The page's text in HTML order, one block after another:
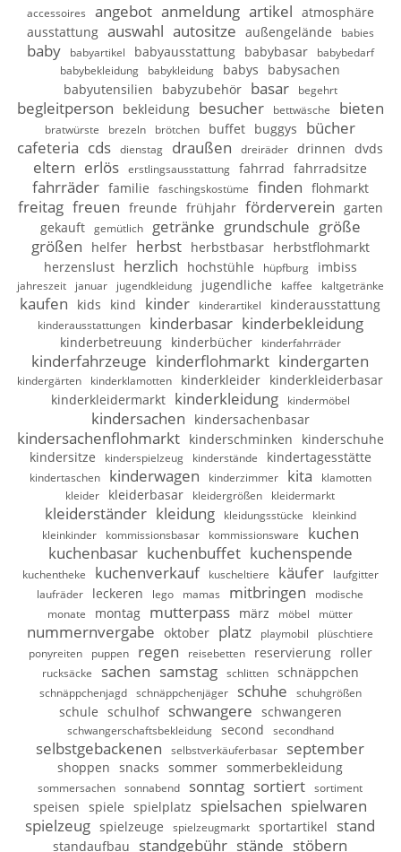
accessoires angebot anmeldung artikel atmosphäre
ausstattung auswahl autositze außengelände babies
baby babyartikel babyausstattung babybasar
babybedarf
babybekleidung
babykleidung babys
babysachen
babyutensilien
babyzubehör basar begehrt
begleitperson bekleidung besucher bettwäsche bieten
bratwürste brezeln brötchen buffet buggys
bücher
cafeteria cds dienstag draußen dreiräder drinnen dvds
eltern erlös erstlingsausstattung fahrrad fahrradsitze
fahrräder familie faschingskostüme finden flohmarkt
freitag freuen freunde frühjahr förderverein garten
gekauft
gemütlich getränke grundschule größe
größen
helfer herbst herbstbasar herbstflohmarkt
herzenslust herzlich hochstühle hüpfburg imbiss
jahreszeit januar jugendkleidung jugendliche kaffee kaltgetränke
kaufen kids kind kinder kinderartikel kinderausstattung
kinderausstattungen kinderbasar kinderbekleidung
kinderbetreuung kinderbücher kinderfahrräder
kinderfahrzeuge kinderflohmarkt kindergarten
kindergärten kinderklamotten kinderkleider kinderkleiderbasar
kinderkleidermarkt kinderkleidung kindermöbel
kindersachen kindersachenbasar
kindersachenflohmarkt kinderschminken
kinderschuhe
kindersitze
kinderspielzeug kinderstände kindertagesstätte
kindertaschen kinderwagen kinderzimmer kita
klamotten
kleider
kleiderbasar kleidergrößen kleidermarkt
kleiderständer kleidung kleidungsstücke
kleinkind
kleinkinder
kommissionsbasar kommissionsware
kuchen
kuchenbasar kuchenbuffet kuchenspende
kuchentheke kuchenverkauf kuscheltiere käufer
laufgitter
laufräder
leckeren lego mamas mitbringen
modische
monate
montag mutterpass märz möbel mütter
nummernvergabe oktober platz playmobil
plüschtiere
ponyreiten
puppen regen reisebetten reservierung roller
rucksäcke sachen samstag schlitten schnäppchen
schnäppchenjagd schnäppchenjäger schuhe schuhgrößen
schule schulhof schwangere schwangeren
schwangerschaftsbekleidung second secondhand
selbstgebackenen selbstverkäuferbasar september
shoppen snacks sommer sommerbekleidung
sommersachen sonnabend sonntag sortiert sortiment
speisen spiele spielplatz spielsachen spielwaren
spielzeug spielzeuge spielzeugmarkt sportartikel stand
standaufbau standgebühr stände stöbern